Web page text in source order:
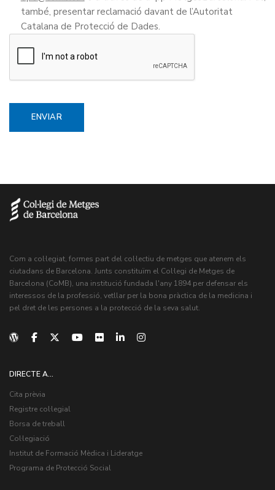
també, presentar reclamació davant de l’Autoritat
Catalana de Protecció de Dades.
Com a col·legiat, formes part del col·lectiu de metges que atenem els
ciutadans de Barcelona. Junts constituïm el Col·legi de Metges de
Barcelona (CoMB), una institució fundada l'any 1894 per defensar els
interessos de la professió, vetllar per la bona pràctica de la medicina i
pel dret de les persones a la protecció de la seva salut.
DIRECTE A...
Cita prèvia
Registre col·legial
Borsa de treball
Col·legiació
Institut de Formació Mèdica i Lideratge
Programa de Protecció Social